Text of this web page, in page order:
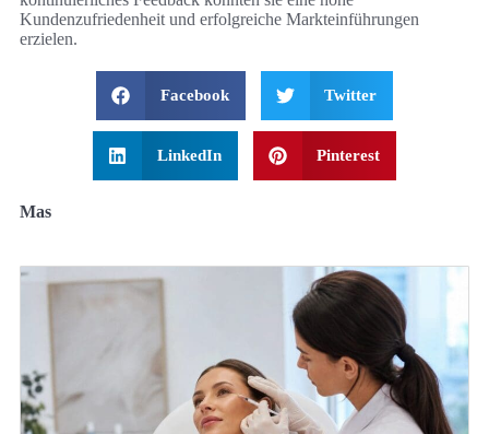
Kundenzufriedenheit und erfolgreiche Markteinführungen
erzielen.
Facebook Twitter
LinkedIn Pinterest
Mas